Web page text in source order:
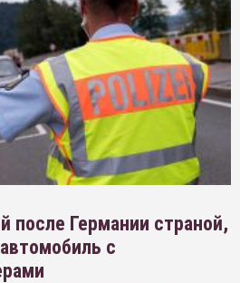
после Германии страной,
с